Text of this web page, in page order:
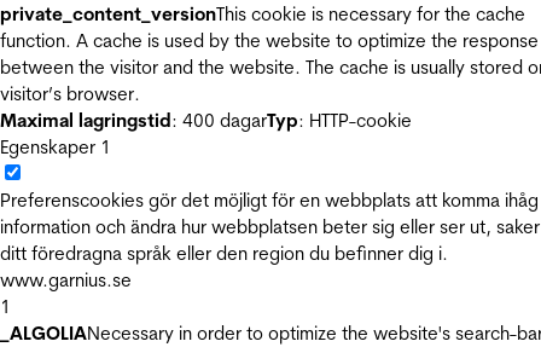
private_content_versionThis cookie is necessary for the cache
function. A cache is used by the website to optimize the
between the visitor and the website. The cache is usually stored
visitor’s browser.
Maximal lagringstid: 400 dagarTyp: HTTP-cookie
Egenskaper 1
Preferenscookies gör det möjligt för en webbplats att komma ihåg
information och ändra hur webbplatsen beter sig eller ser ut,
ditt föredragna språk eller den region du befinner dig i.
www.garnius.se
1
_ALGOLIANecessary in order to optimize the website's search-